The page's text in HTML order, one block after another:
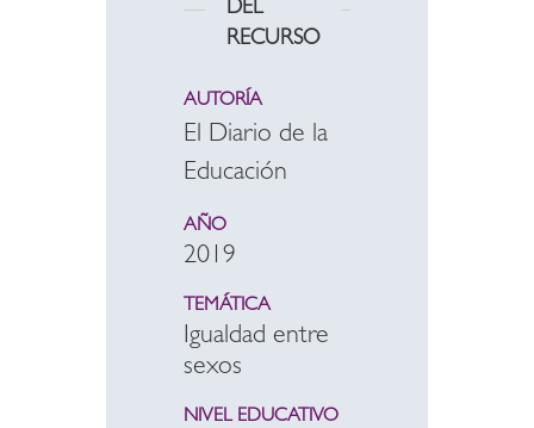
DEL
RECURSO
AUTORÍA
El Diario de la
Educación
AÑO
2019
TEMÁTICA
Igualdad entre
sexos
NIVEL EDUCATIVO